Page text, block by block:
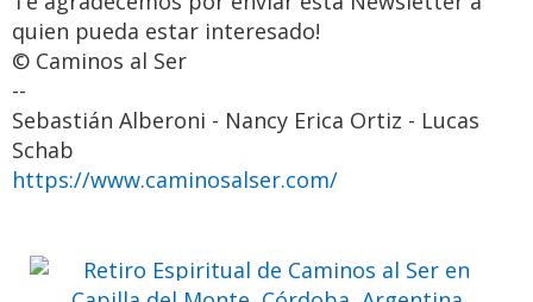
quien pueda estar interesado!
© Caminos al Ser
--
Sebastián Alberoni - Nancy Erica Ortiz - Lucas
Schab
https://www.caminosalser.com/
Ser en Capilla del Monte,